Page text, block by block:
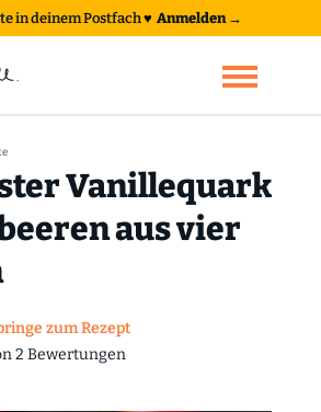
in deinem Postfach♥ Anmelden →
Vanillequark
aus vier
zum Rezept
2 Bewertungen